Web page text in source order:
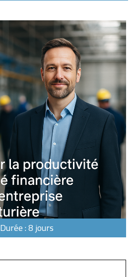
Durée : 8 jours